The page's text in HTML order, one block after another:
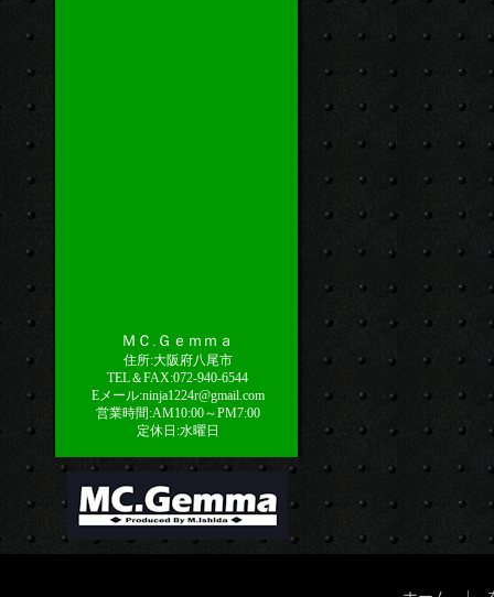
ＭＣ.Ｇｅｍｍａ
住所:大阪府八尾市
TEL＆FAX:072-940-6544
Eメール:ninja1224r@gmail.com
営業時間:AM10:00～PM7:00
定休日:水曜日